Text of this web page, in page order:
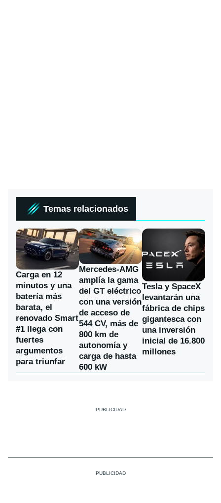
Temas relacionados
Carga en 12
minutos y una
batería más
barata, el
renovado Smart
#1 llega con
fuertes
argumentos
para triunfar
Mercedes-AMG
amplía la gama
del GT eléctrico
con una versión
de acceso de
544 CV, más de
800 km de
autonomía y
carga de hasta
600 kW
Tesla y SpaceX
levantarán una
fábrica de chips
gigantesca con
una inversión
inicial de 16.800
millones